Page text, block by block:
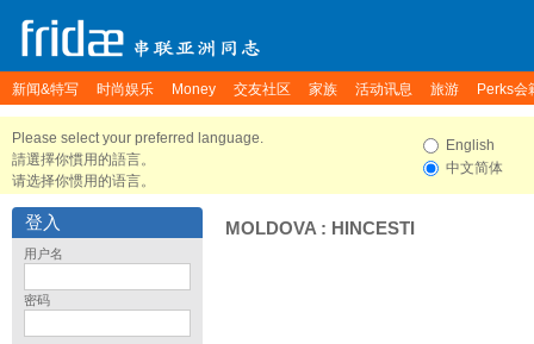
新闻&特写 时尚娱乐 Money 交友社区 家族 活动讯息 旅游 Perks会
Please select your preferred language.
請選擇你慣用的語言。
请选择你惯用的语言。
English
中文简体
登入
用户名
密码
MOLDOVA : HINCESTI